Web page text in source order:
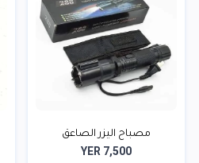
مصباح اليزر الصاعق
YER 7,500